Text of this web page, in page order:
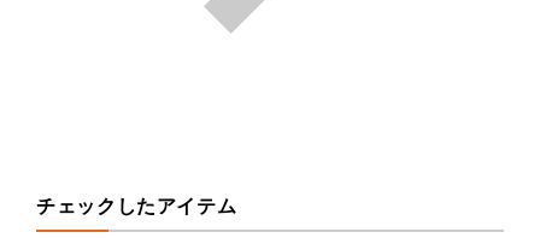
チェックしたアイテム